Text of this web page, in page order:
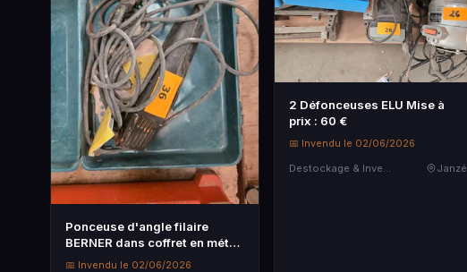
Ponceuse d'angle filaire
BERNER dans coffret en métal
MAKITA
📅 Invendu le 02/06/2026
2 Défonceuses ELU Mise à
prix : 60 €
📅 Invendu le 02/06/2026
Destockage & Invendus
Janzé